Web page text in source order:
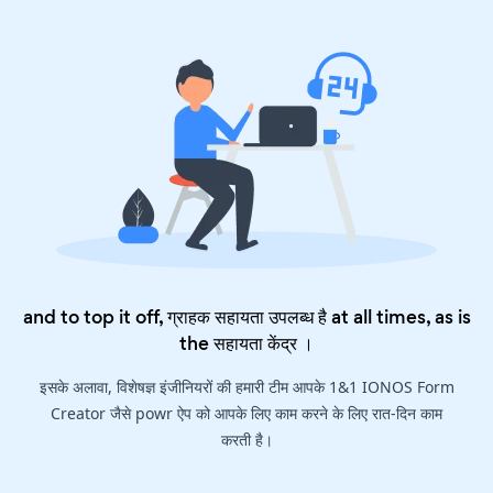
and to top it off, ग्राहक सहायता उपलब्ध है at all times, as is
theसहायता केंद्र।
इसके अलावा, विशेषज्ञ इंजीनियरों की हमारी टीम आपके 1&1 IONOS Form
Creator जैसे powr ऐप को आपके लिए काम करने के लिए रात-दिन काम
करती है।